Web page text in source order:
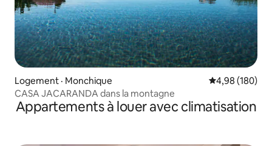
Logement · Monchique Note
4,98 (180)
CASA JACARANDA dans la montagne
Appartements à louer avec climatisation